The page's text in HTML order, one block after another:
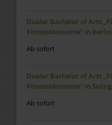
Dualer Bachelor of Arts
Fitnessökonomie“ in
Ab sofort
Dualer Bachelor of Arts
Fitnessökonomie“ in
Ab sofort